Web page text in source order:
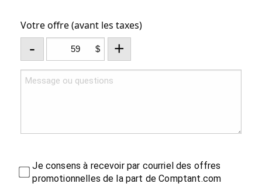
Votre offre (avant les taxes)
- $ +
Je consens à recevoir par courriel des offres
promotionnelles de la part de Comptant.com